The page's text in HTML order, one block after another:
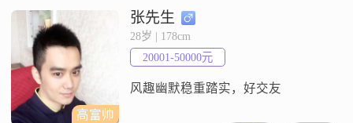
高富帅
张先生
28岁 | 178cm
20001-50000元
风趣幽默稳重踏实，好交友